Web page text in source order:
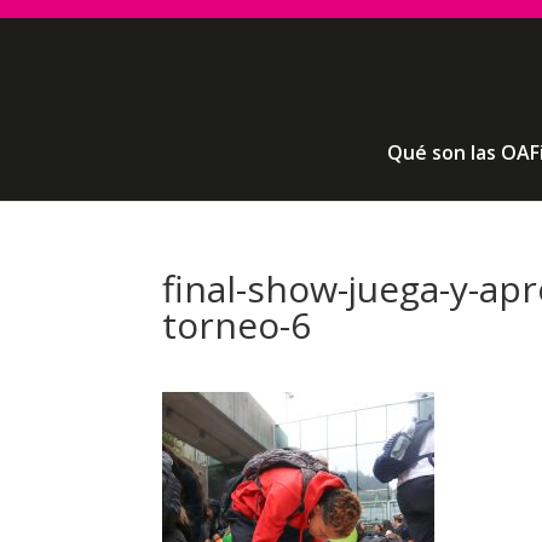
Qué son las
final-show-juega-y-
torneo-6